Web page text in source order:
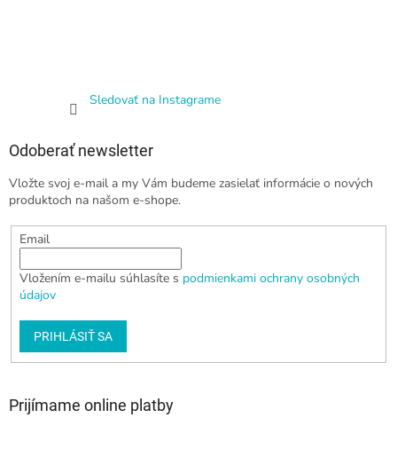
Sledovať na Instagrame
Odoberať newsletter
Vložte svoj e-mail a my Vám budeme zasielať informácie o nových
produktoch na našom e-shope.
Email
Vložením e-mailu súhlasíte s podmienkami ochrany osobných
údajov
PRIHLÁSIŤ SA
Prijímame online platby